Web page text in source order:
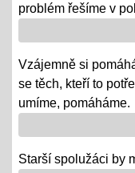
08.10.2018
- vědomostní a
- školní rozhlasové
problém řešíme v
Vzájemně si
se těch, kteří to
umíme, pomáháme.
Starší spolužáci by